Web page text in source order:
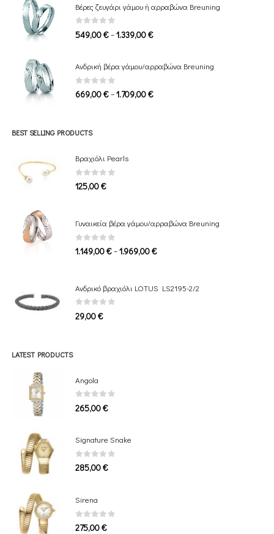
through
Βέρες ζευγάρι γάμου ή αρραβώνα Breuning
0 out of 5
549,00€–1.339,00€Price
through
Ανδρική βέρα γάμου/αρραβώνα Breuning
0 out of 5
669,00€–1.709,00€Price
BEST SELLING PRODUCTS
Βραχιόλι Pearls
0out of 5
125,00€
Γυναικεία βέρα γάμου/αρραβώνα Breuning
0 out of 5
1.149,00€–1.969,00€Price
through
Ανδρικό βραχιόλι LOTUS LS2195-2/2
0 out of 5
29,00€
LATEST PRODUCTS
Angola
0 out of 5
265,00€
Signature Snake
0out of 5
285,00€
Sirena
0out of 5
275,00€